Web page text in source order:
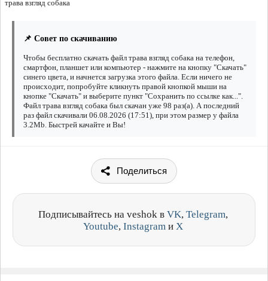
трава взгляд собака
📌 Совет по скачиванию
Чтобы бесплатно скачать файл трава взгляд собака на телефон,
смартфон, планшет или компьютер - нажмите на кнопку "Скачать"
синего цвета, и начнется загрузка этого файла. Если ничего не
происходит, попробуйте кликнуть правой кнопкой мыши на
кнопке "Скачать" и выберите пункт "Сохранить по ссылке как...".
Файл трава взгляд собака был скачан уже 98 раз(а). А последний
раз файл скачивали 06.08.2026 (17:51), при этом размер у файла
3.2Mb. Быстрей качайте и Вы!
Поделиться
Подписывайтесь на veshok в VK, Telegram,
Youtube, Instagram и X